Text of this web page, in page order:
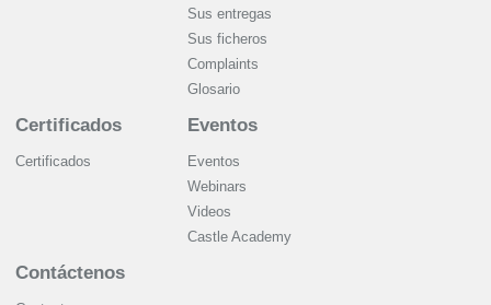
Sus entregas
Sus ficheros
Complaints
Glosario
Certificados
Certificados
Eventos
Eventos
Webinars
Videos
Castle Academy
Contáctenos